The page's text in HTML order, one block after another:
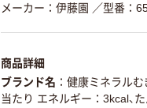
メーカー：伊藤園 ／型番：
商品詳細
ブランド名 健康ミネラルむ
当たり エネルギー：3kcal、